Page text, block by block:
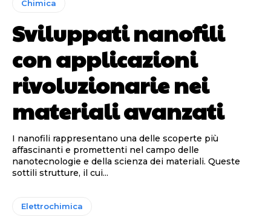
Chimica
Sviluppati nanofili
con applicazioni
rivoluzionarie nei
materiali avanzati
I nanofili rappresentano una delle scoperte più
affascinanti e promettenti nel campo delle
nanotecnologie e della scienza dei materiali. Queste
sottili strutture, il cui...
Elettrochimica